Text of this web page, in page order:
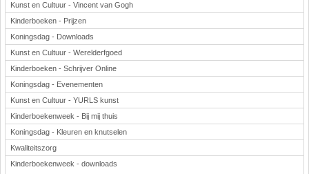
Kunst en Cultuur - Vincent van Gogh
Kinderboeken - Prijzen
Koningsdag - Downloads
Kunst en Cultuur - Werelderfgoed
Kinderboeken - Schrijver Online
Koningsdag - Evenementen
Kunst en Cultuur - YURLS kunst
Kinderboekenweek - Bij mij thuis
Koningsdag - Kleuren en knutselen
Kwaliteitszorg
Kinderboekenweek - downloads